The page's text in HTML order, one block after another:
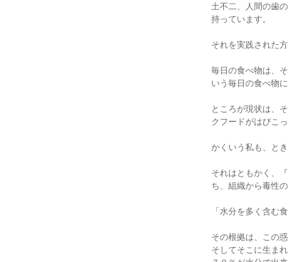
土不二、人間の歯
持っています。
それを実践された
毎日の食べ物は、
いう毎日の食べ物
ところが現状は、
クフードがはびこ
かくいう私も、と
それはともかく、
ち、組織から毒性
「水分を多く含む
その根拠は、この
そしてそこに生ま